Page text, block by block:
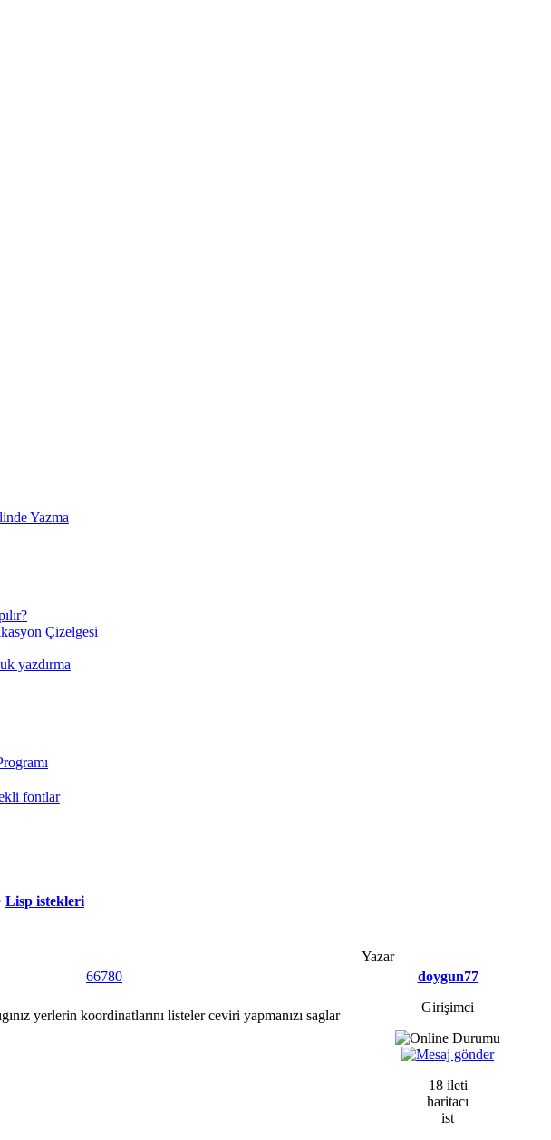
Yazma
Çizelgesi
yazdırma
fontlar
Lisp istekleri
Yazar
66780
doygun77
Girişimci
18 ileti
haritacı
ist
yerlerin koordinatlarını listeler ceviri yapmanızı saglar